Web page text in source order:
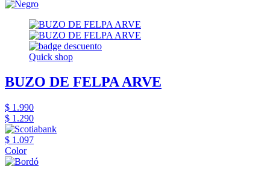
Quick shop
BUZO DE FELPA ARVE
$ 1.990
$ 1.290
$ 1.097
Color